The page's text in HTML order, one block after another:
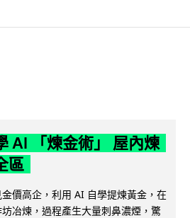
AI 「煉金術」 屋內煉
區
價高企，利用 AI 自學提煉黃金，在
冶煉，過程產生大量刺鼻濃煙，驚